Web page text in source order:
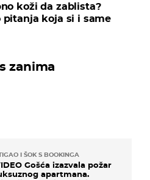
koži da zablista?
koja si i same
zanima
I ŠOK S BOOKINGA
Gošća izazvala požar
apartmana.